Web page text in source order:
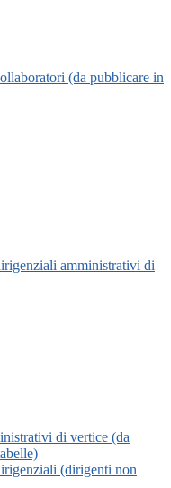
(da pubblicare in
amministrativi di
di vertice (da
(dirigenti non